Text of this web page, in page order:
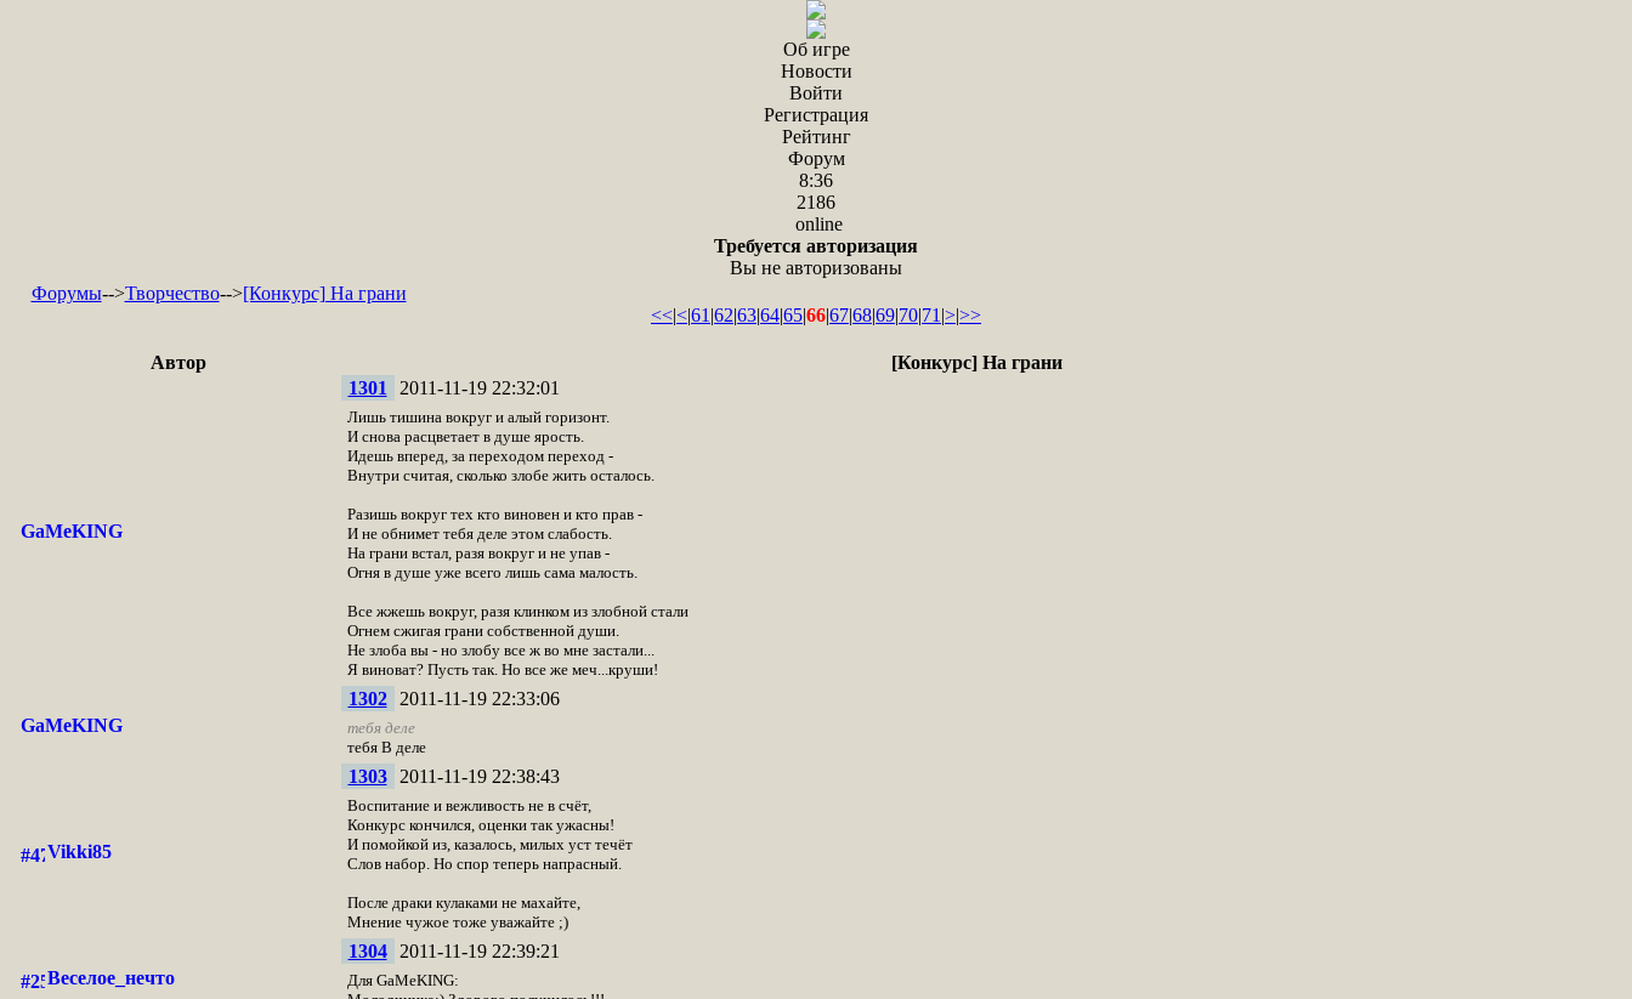
Об игре
Новости
Войти
Регистрация
Рейтинг
Форум
8:36
2186
online
Требуется авторизация
Вы не авторизованы
Форумы-->Творчество-->[Конкурс] На грани
<<|<|61 |62|63|64|65|66|67|68|69|70|71 |>|>>
Автор [Конкурс] На грани
GaMeKING
1301 2011-11-19 22:32:01
Лишь тишина вокруг и алый горизонт.
И снова расцветает в душе ярость.
Идешь вперед, за переходом переход -
Внутри считая, сколько злобе жить осталось.
Разишь вокруг тех кто виновен и кто прав -
И не обнимет тебя деле этом слабость.
На грани встал, разя вокруг и не упав -
Огня в душе уже всего лишь сама малость.
Все жжешь вокруг, разя клинком из злобной стали
Огнем сжигая грани собственной души.
Не злоба вы - но злобу все ж во мне застали...
Я виноват? Пусть так. Но все же меч...круши!
GaMeKING
1302 2011-11-19 22:33:06
тебя деле
тебя В деле
Vikki85
1303 2011-11-19 22:38:43
Воспитание и вежливость не в счёт,
Конкурс кончился, оценки так ужасны!
И помойкой из, казалось, милых уст течёт
Слов набор. Но спор теперь напрасный.
После драки кулаками не махайте,
Мнение чужое тоже уважайте ;)
Веселое_нечто
1304 2011-11-19 22:39:21
Для GaMeKING: